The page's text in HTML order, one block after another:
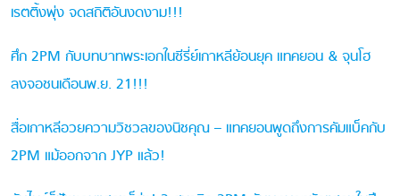
เรตติ้งพุ่ง จดสถิติอันงดงาม!!!
ศึก 2PM กับบทบาทพระเอกในซีรี่ย์เกาหลีย้อนยุค แทคยอน & จุนโฮ
ลงจอชนเดือนพ.ย. 21!!!
สื่อเกาหลีอวยความวิชวลของนิชคุณ – แทคยอนพูดถึงการคัมแบ็คกับ
2PM แม้ออกจาก JYP แล้ว!